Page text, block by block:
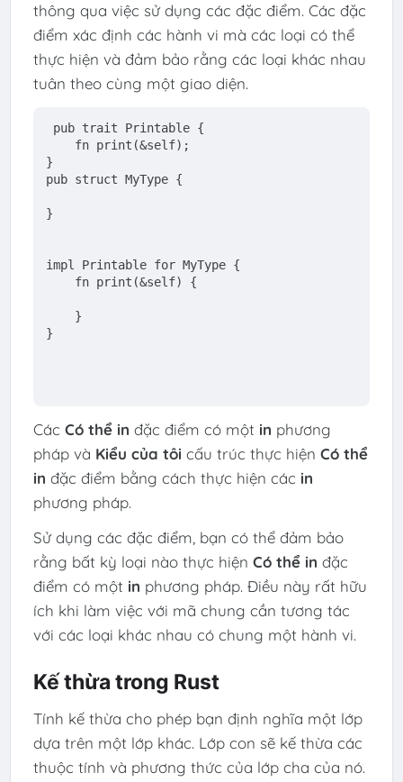
thông qua việc sử dụng các đặc điểm. Các đặc
điểm xác định các hành vi mà các loại có thể
thực hiện và đảm bảo rằng các loại khác nhau
tuân theo cùng một giao diện.
pub trait Printable {
fn print (&self);
}
pub struct MyType {
}
impl Printable for MyType {
fn print (&self) {
}
}
Các Có thể in đặc điểm có một in phương
pháp và Kiểu của tôi cấu trúc thực hiện Có thể
in đặc điểm bằng cách thực hiện các in
phương pháp.
Sử dụng các đặc điểm, bạn có thể đảm bảo
rằng bất kỳ loại nào thực hiện Có thể in đặc
điểm có một in phương pháp. Điều này rất hữu
ích khi làm việc với mã chung cần tương tác
với các loại khác nhau có chung một hành vi.
Kế thừa trong Rust
Tính kế thừa cho phép bạn định nghĩa một lớp
dựa trên một lớp khác. Lớp con sẽ kế thừa các
thuộc tính và phương thức của lớp cha của nó.